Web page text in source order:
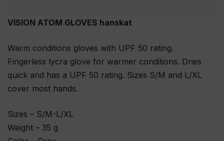
VISION ATOM GLOVES hanskat
Warm conditions gloves with UPF 50 rating.
Fingerless lycra glove for warmer conditions. Dries
quick and has a UPF 50 rating. Sizes S/M and L/XL
cover most hands.
Sizes – S/M-L/XL
Weight – 35 g